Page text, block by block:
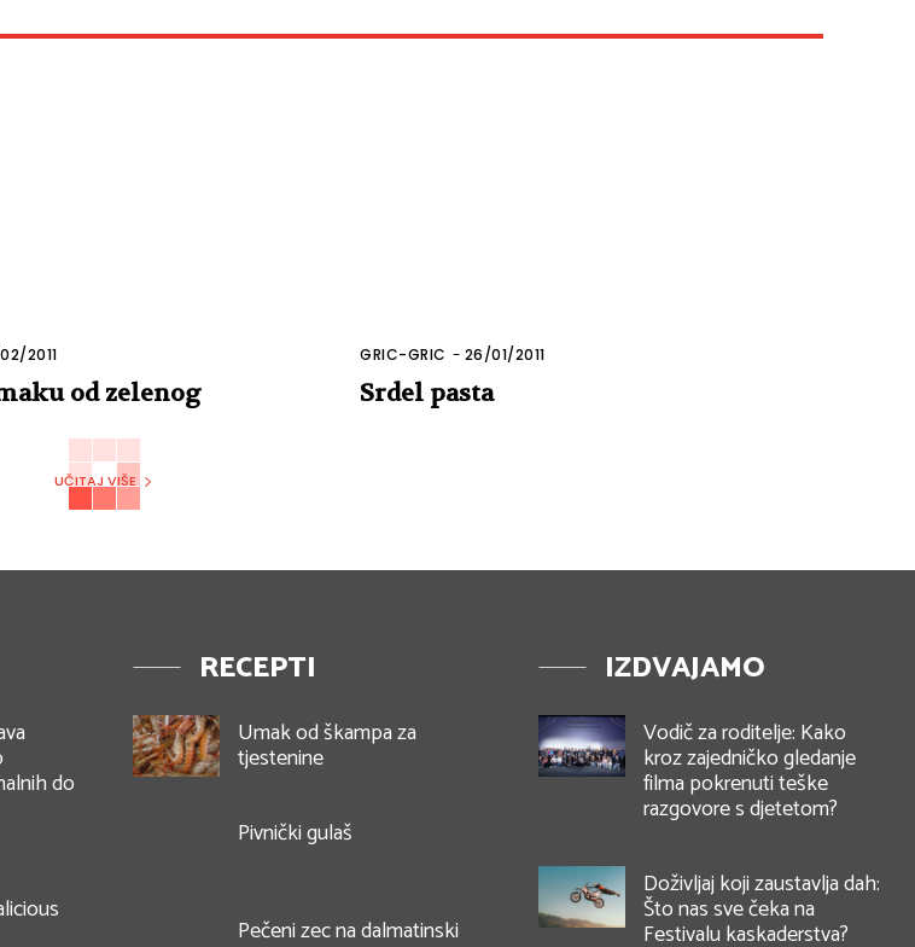
2011
od zelenog
GRIC-GRIC - 26/01/2011
Srdel pasta
UČITAJ VIŠE
do
RECEPTI
Umak od škampa za
tjestenine
Pivnički gulaš
Pečeni zec na dalmatinski
IZDVAJAMO
Vodič za roditelje: Kako
kroz zajedničko gledanje
filma pokrenuti teške
razgovore s djetetom?
Doživljaj koji zaustavlja dah:
Što nas sve čeka na
Festivalu kaskaderstva?